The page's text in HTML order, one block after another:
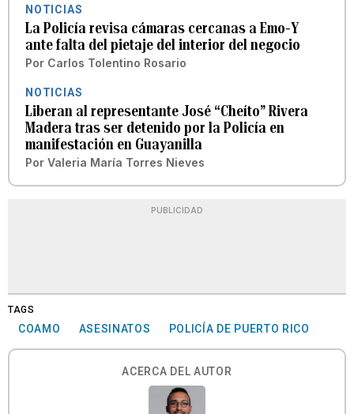
NOTICIAS
La Policía revisa cámaras cercanas a Emo-Y
ante falta del pietaje del interior del negocio
Por Carlos Tolentino Rosario
NOTICIAS
Liberan al representante José “Cheíto” Rivera
Madera tras ser detenido por la Policía en
manifestación en Guayanilla
Por Valeria María Torres Nieves
PUBLICIDAD
TAGS
COAMO ASESINATOS POLICÍA DE PUERTO RICO
ACERCA DEL AUTOR